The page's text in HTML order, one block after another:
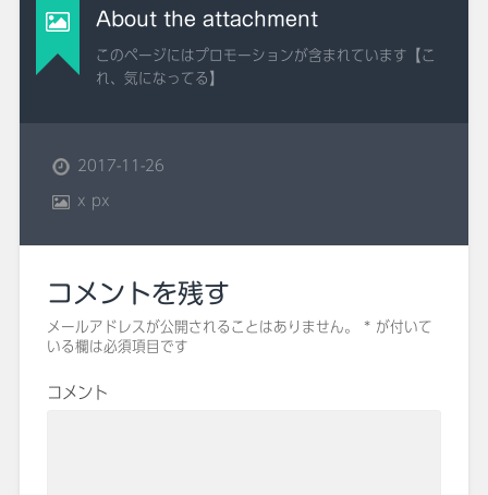
About the attachment
このページにはプロモーションが含まれています【こ
れ、気になってる】
2017-11-26
x px
コメントを残す
メールアドレスが公開されることはありません。 *が付いて
いる欄は必須項目です
コメント